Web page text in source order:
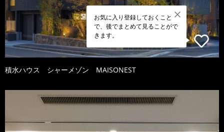
お気に入り登録しておくこと
で、後でまとめて見ることがで
きます。
積水ハウス シャーメゾン MAISONEST